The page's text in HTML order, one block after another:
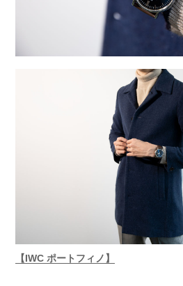
【IWC ポートフィノ】